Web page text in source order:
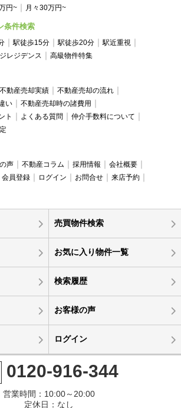
円~ 月々30万円~
条件検索
駅徒歩15分 駅徒歩20分
駅近重視
レジデンス 高級物件特集
不動産売却実績
不動産売却の流れ
い
不動産売却時の諸費用
ト
よくある質問
仲介手数料について
声 不動産コラム 採用情報
会社概要
会員登録 ログイン お問合せ
来店予約
売買物件検索
お気に入り物件一覧
検索履歴
お客様の声
ログイン
0120-916-344
営業時間：10:00～20:00
定休日：なし